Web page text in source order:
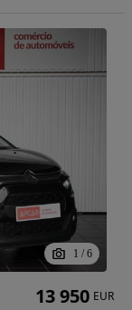
1 / 6
13 950 EUR